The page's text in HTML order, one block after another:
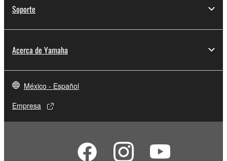
Soporte
Acerca de Yamaha
México - Español
Empresa